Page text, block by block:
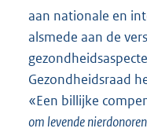
aan nationale en
alsmede aan de
Gezondheidsraad
«Een billijke
om levende